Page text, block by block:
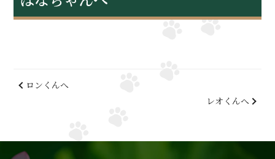
ロンくんへ
レオくんへ